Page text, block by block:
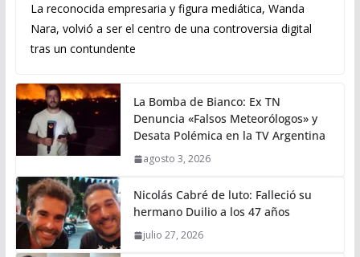
La reconocida empresaria y figura mediática, Wanda
Nara, volvió a ser el centro de una controversia digital
tras un contundente
La Bomba de Bianco: Ex TN
Denuncia «Falsos Meteorólogos» y
Desata Polémica en la TV Argentina
agosto 3, 2026
Nicolás Cabré de luto: Falleció su
hermano Duilio a los 47 años
julio 27, 2026